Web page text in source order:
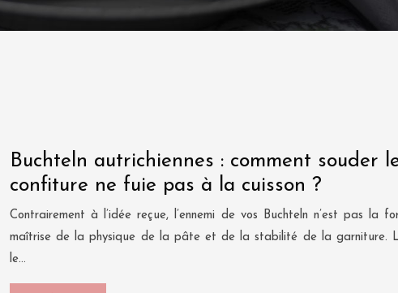
Buchteln autrichiennes : comment souder
confiture ne fuie pas à la cuisson ?
Contrairement à l’idée reçue, l’ennemi de vos Buchteln n’est pas la
maîtrise de la physique de la pâte et de la stabilité de la garniture.
le…